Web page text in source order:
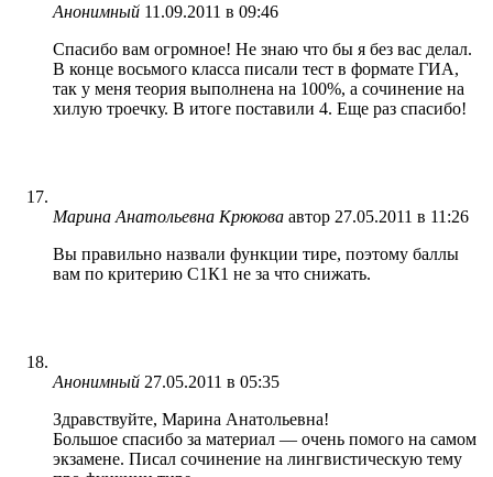
Анонимный 11.09.2011 в 09:46
Спасибо вам огромное! Не знаю что бы я без вас делал.
В конце восьмого класса писали тест в формате ГИА,
так у меня теория выполнена на 100%, а сочинение на
хилую троечку. В итоге поставили 4. Еще раз спасибо!
Марина Анатольевна Крюкова автор 27.05.2011 в 11:26
Вы правильно назвали функции тире, поэтому баллы
вам по критерию С1К1 не за что снижать.
Анонимный 27.05.2011 в 05:35
Здравствуйте, Марина Анатольевна!
Большое спасибо за материал — очень помого на самом
экзамене. Писал сочинение на лингвистическую тему